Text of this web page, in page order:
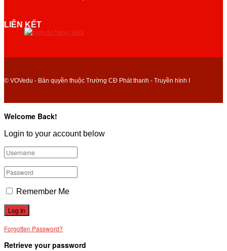
LIÊN KẾT
© VOVedu - Bản quyền thuộc Trường CĐ Phát thanh - Truyền hình I
Welcome Back!
Login to your account below
Remember Me
Forgotten Password?
Retrieve your password